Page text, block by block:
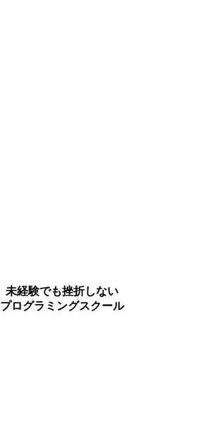
未経験でも挫折しない
プログラミングスクール